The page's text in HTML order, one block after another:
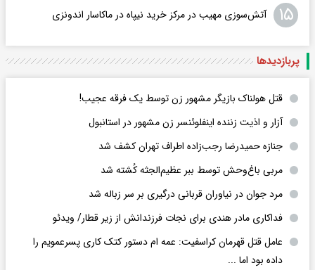
۱۵ آتش‌سوزی مهیب در مرکز خرید نیپاه در ماکاسار اندونزی
پربازدید‌ها
قتل هولناک بازیگر مشهور زن توسط یک فرقه عجیب!
آزار و اذیت زننده اینفلوئنسر زن مشهور در استانبول
جنازه حمیدرضا رجب‌زاده اطراف تهران کشف شد
مربی باغ‌وحش توسط ببر عظیم‌الجثه کُشته شد
مرد جوان در نیاوران قربانی درگیری بر سر زباله شد
فداکاری مادر هندی برای نجات فرزندانش از زیر قطار/ ویدئو
عامل قتل قهرمان کراسفیت: عمه ام دستور کتک کاری پسرعمویم را
داده بود اما ...